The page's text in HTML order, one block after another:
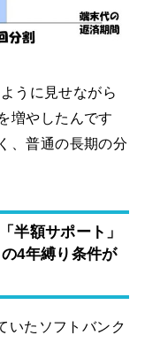
うに見せながら
増やしたんです
、普通の長期の分
半額サポート」
4年縛り条件が
いたソフトバンク